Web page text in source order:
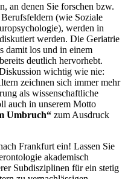
an denen Sie forschen bzw.
(wie Soziale
werden in
werden. Die Geriatrie
damit los und in einem
deutlich hervorhebt.
wichtig wie nie:
zeichnen sich immer mehr
als wissenschaftliche
auch in unserem Motto
Umbruch“ zum Ausdruck
Frankfurt ein! Lassen Sie
akademisch
Subdisziplinen für ein stetig